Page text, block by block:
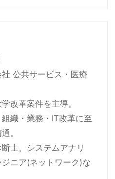
公共サービス・医療
改革案件を主導。
織・業務・IT改革に至
。
士、システムアナリ
ニア(ネットワーク)な